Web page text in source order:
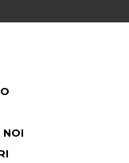
Facebook page
NOI